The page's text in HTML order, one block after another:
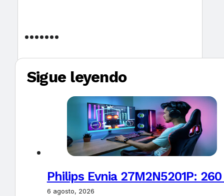
Sigue leyendo
Philips Evnia 27M2N5201P:
6 agosto, 2026